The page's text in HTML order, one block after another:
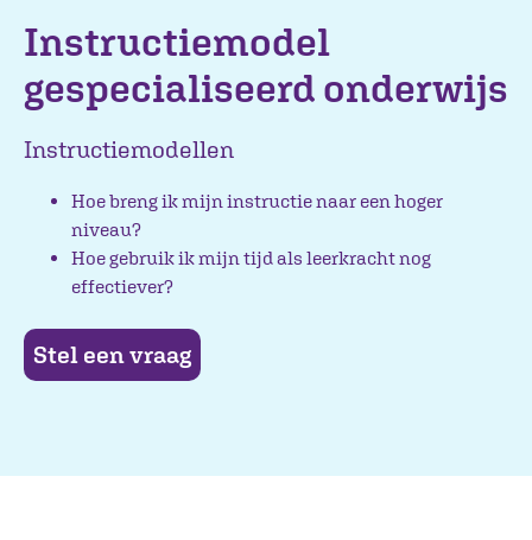
Instructiemodel
gespecialiseerd onderwijs
Instructiemodellen
Hoe breng ik mijn instructie naar een hoger
niveau?
Hoe gebruik ik mijn tijd als leerkracht nog
effectiever?
Stel een vraag